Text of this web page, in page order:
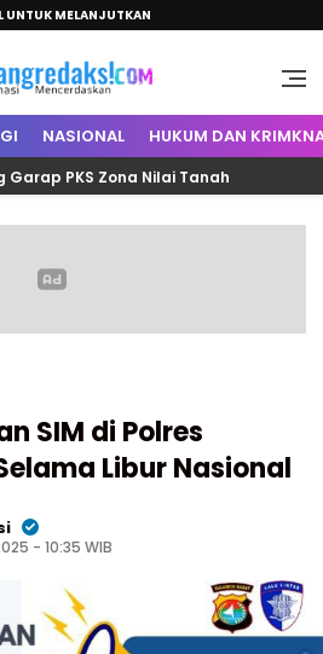
UNTUK MELANJUTKAN
Redaksi
Mencerdaskan
NASIONAL HUKUM DAN
PKS Zona Nilai Tanah
SIM di Polres
Libur Nasional
- 10:35 WIB